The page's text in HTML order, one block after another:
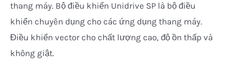
thang máy. Bộ điều khiển Unidrive SP là bộ điều
khiển chuyên dụng cho các ứng dụng thang máy.
Điều khiển vector cho chất lượng cao, độ ồn thấp và
không giật.